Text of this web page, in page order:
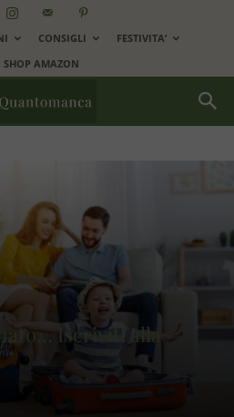
CONSIGLI
FESTIVITA’
SHOP AMAZON
Iscriviti alla